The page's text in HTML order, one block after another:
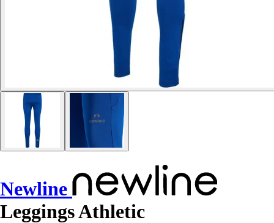
Newline
Leggings Athletic